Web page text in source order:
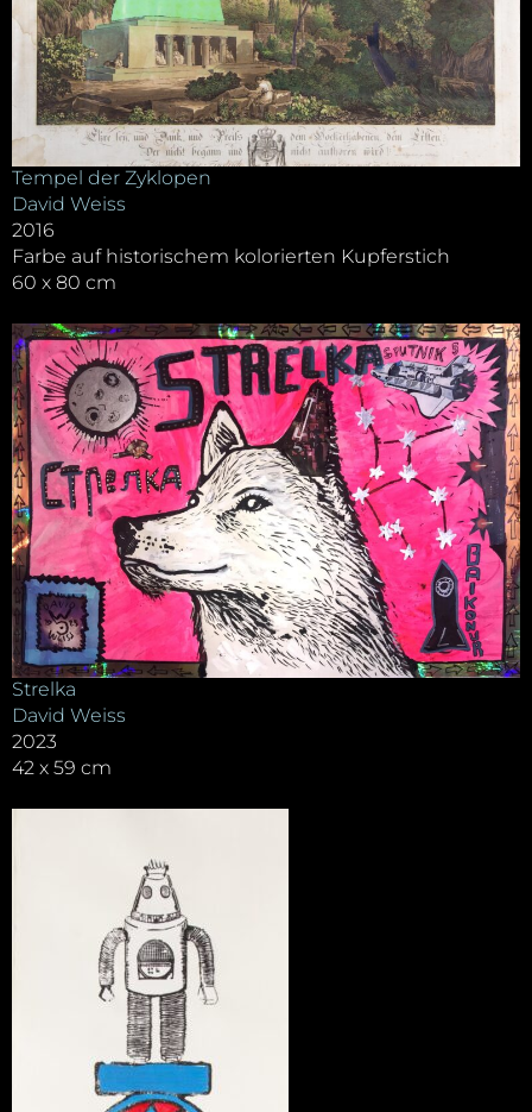
Tempel der Zyklopen
David Weiss
2016
Farbe auf historischem kolorierten Kupferstich
60 x 80 cm
Strelka
David Weiss
2023
42 x 59 cm